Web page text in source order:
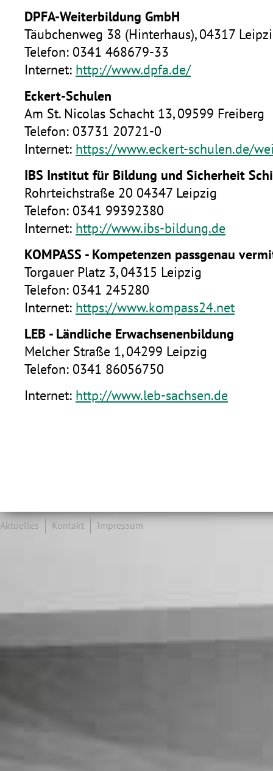
DPFA-Weiterbildung GmbH
Täubchenweg 38 (Hinterhaus), 04317
Telefon: 0341 468679-33
Internet: http://www.dpfa.de/
Eckert-Schulen
Am St. Nicolas Schacht 13, 09599 Freiberg
Telefon: 03731 20721-0
Internet: https://www.eckert-schulen.de/
IBS Institut für Bildung und Sicherheit
Rohrteichstraße 20 04347 Leipzig
Telefon: 0341 99392380
Internet: http://www.ibs-bildung.de
KOMPASS - Kompetenzen passgenau
Torgauer Platz 3, 04315 Leipzig
Telefon: 0341 245280
Internet: https://www.kompass24.net
LEB - Ländliche Erwachsenenbildung
Melcher Straße 1, 04299 Leipzig
Telefon: 0341 86056750
Internet: http://www.leb-sachsen.de
Aktuelles Kontakt Impressum